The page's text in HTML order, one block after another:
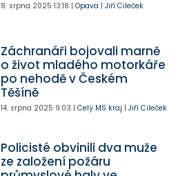
8. srpna 2025 13:18 | Opava | Jiří Cileček
Záchranáři bojovali marně
o život mladého motorkáře
po nehodě v Českém
Těšíně
14. srpna 2025 9:03 | Celý MS kraj | Jiří Cileček
Policisté obvinili dva muže
ze založení požáru